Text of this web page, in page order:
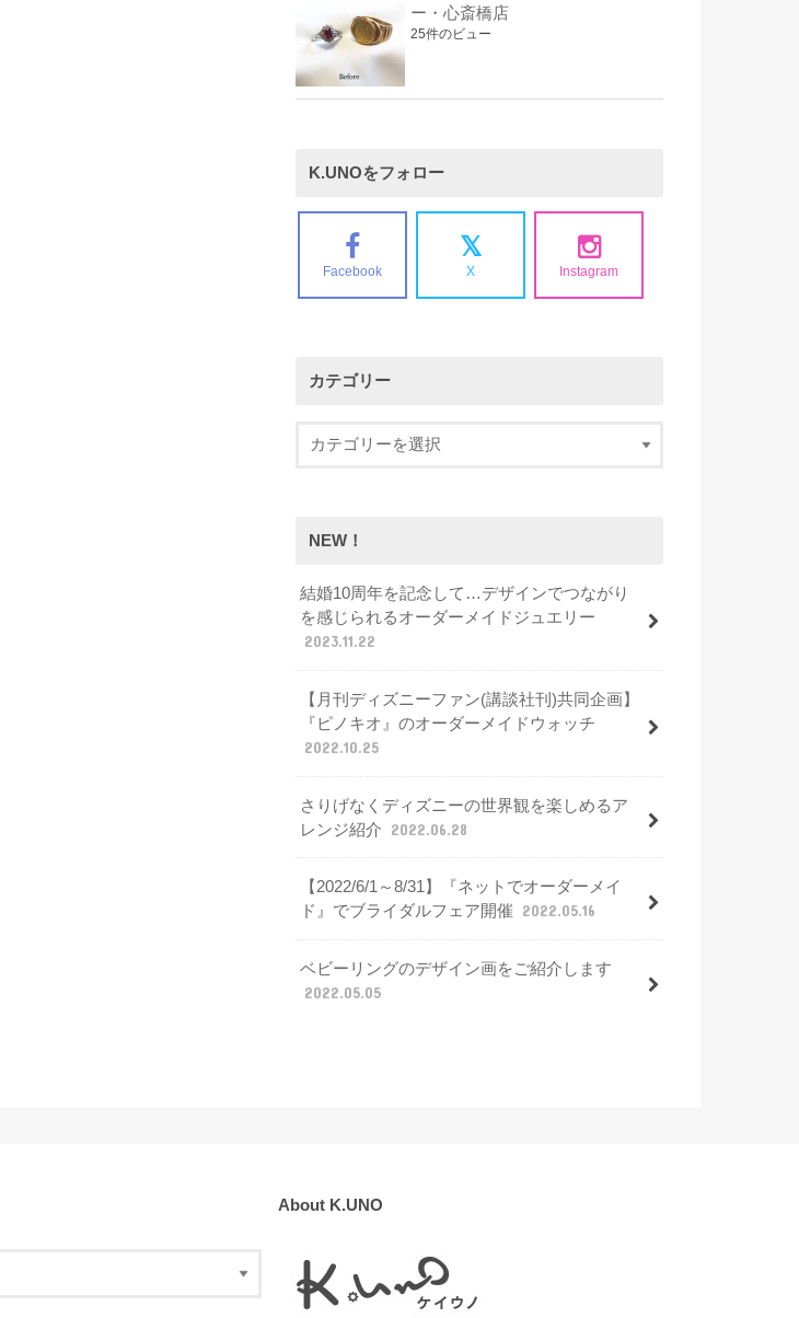
ー・心斎橋店
25件のビュー
K.UNOをフォロー
Facebook X Instagram
カテゴリー
NEW！
結婚10周年を記念して…デザインでつながり
を感じられるオーダーメイドジュエリー
2023.11.22
【月刊ディズニーファン(講談社刊)共同企画】
『ピノキオ』のオーダーメイドウォッチ
2022.10.25
さりげなくディズニーの世界観を楽しめるア
レンジ紹介
2022.06.28
【2022/6/1～8/31】『ネットでオーダーメイ
ド』でブライダルフェア開催
2022.05.16
ベビーリングのデザイン画をご紹介します
2022.05.05
About K.UNO